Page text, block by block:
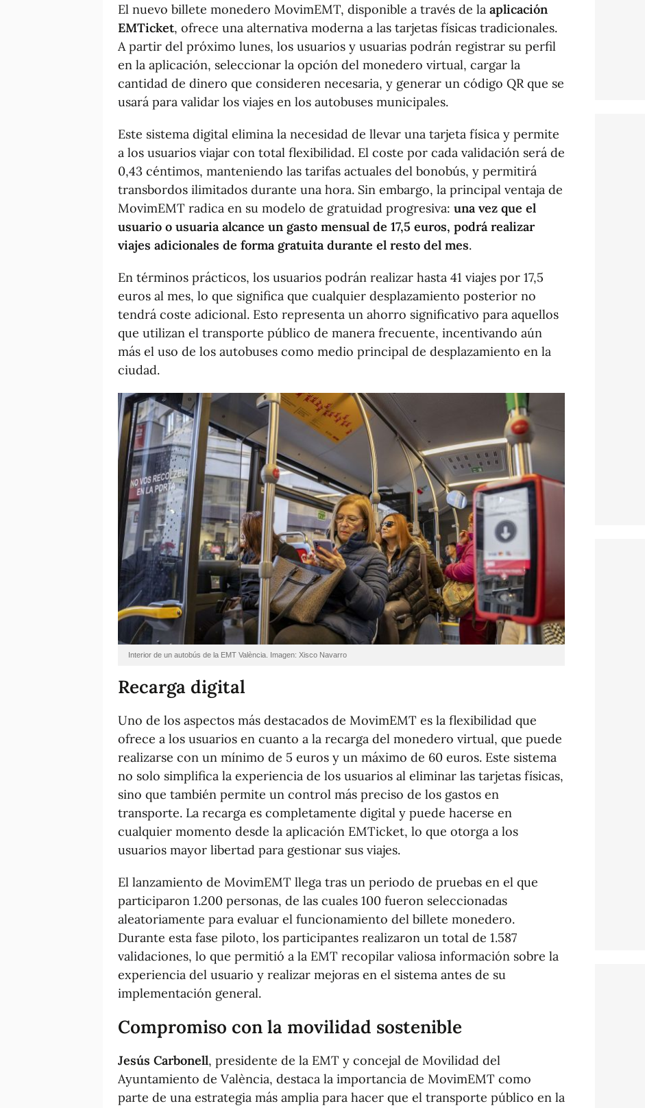
El nuevo billete monedero MovimEMT, disponible a través de la aplicación
EMTicket, ofrece una alternativa moderna a las tarjetas físicas tradicionales.
A partir del próximo lunes, los usuarios y usuarias podrán registrar su perfil
en la aplicación, seleccionar la opción del monedero virtual, cargar la
cantidad de dinero que consideren necesaria, y generar un código QR que se
usará para validar los viajes en los autobuses municipales.
Este sistema digital elimina la necesidad de llevar una tarjeta física y permite
a los usuarios viajar con total flexibilidad. El coste por cada validación será de
0,43 céntimos, manteniendo las tarifas actuales del bonobús, y permitirá
transbordos ilimitados durante una hora. Sin embargo, la principal ventaja de
MovimEMT radica en su modelo de gratuidad progresiva: una vez que el
usuario o usuaria alcance un gasto mensual de 17,5 euros, podrá realizar
viajes adicionales de forma gratuita durante el resto del mes.
En términos prácticos, los usuarios podrán realizar hasta 41 viajes por 17,5
euros al mes, lo que significa que cualquier desplazamiento posterior no
tendrá coste adicional. Esto representa un ahorro significativo para aquellos
que utilizan el transporte público de manera frecuente, incentivando aún
más el uso de los autobuses como medio principal de desplazamiento en la
ciudad.
Interior de un autobús de la EMT València. Imagen: Xisco Navarro
Recarga digital
Uno de los aspectos más destacados de MovimEMT es la flexibilidad que
ofrece a los usuarios en cuanto a la recarga del monedero virtual, que puede
realizarse con un mínimo de 5 euros y un máximo de 60 euros. Este sistema
no solo simplifica la experiencia de los usuarios al eliminar las tarjetas físicas,
sino que también permite un control más preciso de los gastos en
transporte. La recarga es completamente digital y puede hacerse en
cualquier momento desde la aplicación EMTicket, lo que otorga a los
usuarios mayor libertad para gestionar sus viajes.
El lanzamiento de MovimEMT llega tras un periodo de pruebas en el que
participaron 1.200 personas, de las cuales 100 fueron seleccionadas
aleatoriamente para evaluar el funcionamiento del billete monedero.
Durante esta fase piloto, los participantes realizaron un total de 1.587
validaciones, lo que permitió a la EMT recopilar valiosa información sobre la
experiencia del usuario y realizar mejoras en el sistema antes de su
implementación general.
Compromiso con la movilidad sostenible
Jesús Carbonell, presidente de la EMT y concejal de Movilidad del
Ayuntamiento de València, destaca la importancia de MovimEMT como
parte de una estrategia más amplia para hacer que el transporte público en la